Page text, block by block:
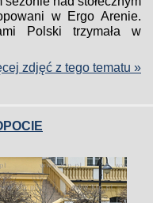
w Ergo Arenie.
Polski trzymała w
zdjęć z tego tematu »